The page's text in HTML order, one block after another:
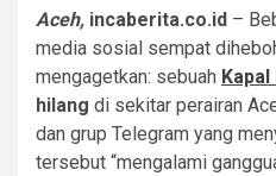
Aceh, incaberita.co.id –
media sosial sempat
mengagetkan: sebuah
hilang di sekitar perairan
dan grup Telegram yang
tersebut “mengalami